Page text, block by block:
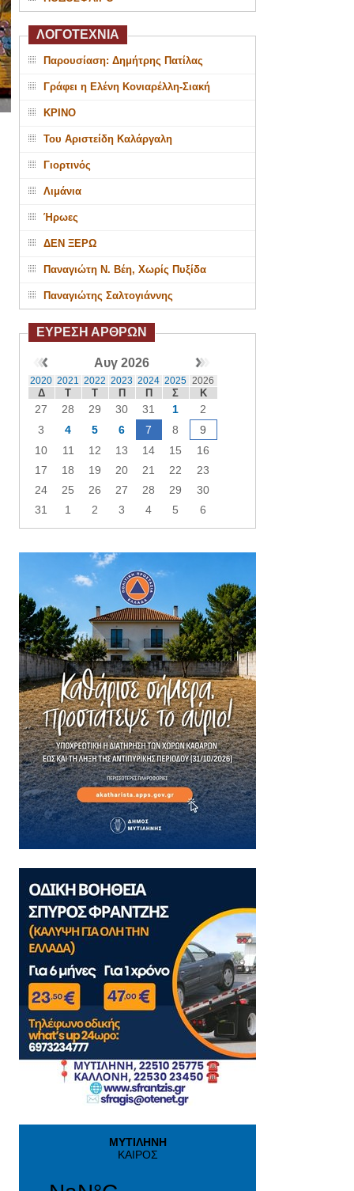
ΛΟΓΟΤΕΧΝΙΑ
Παρουσίαση: Δημήτρης Πατίλας
Γράφει η Ελένη Κονιαρέλλη-Σιακή
ΚΡΙΝΟ
Του Αριστείδη Καλάργαλη
Γιορτινός
Λιμάνια
Ήρωες
ΔΕΝ ΞΕΡΩ
Παναγιώτη Ν. Βέη, Χωρίς Πυξίδα
Παναγιώτης Σαλτογιάννης
ΕΥΡΕΣΗ ΑΡΘΡΩΝ
Αυγ 2026
2020 2021 2022 2023 2024 2025 2026
Δ Τ Τ Π Π Σ Κ
27 28 29 30 31 1
2
3
4 5 6 7 8
9
10
11 12 13 14 15
16
17
18 19 20 21 22
23
24
25 26 27 28 29
30
31
1 2 3 4 5 6